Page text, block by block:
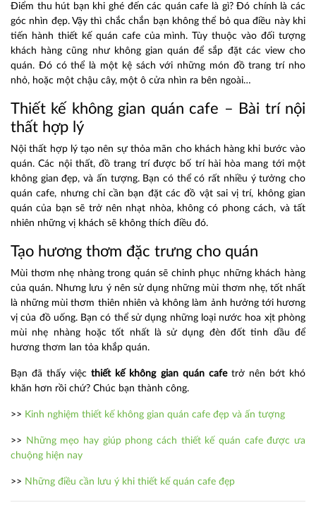
Điểm thu hút bạn khi ghé đến các quán cafe là gì? Đó chính là các
góc nhìn đẹp. Vậy thì chắc chắn bạn không thể bỏ qua điều này khi
tiến hành thiết kế quán cafe của mình. Tùy thuộc vào đối tượng
khách hàng cũng như không gian quán để sắp đặt các view cho
quán. Đó có thể là một kệ sách với những món đồ trang trí nho
nhỏ, hoặc một chậu cây, một ô cửa nhìn ra bên ngoài…
Thiết kế không gian quán cafe – Bài trí nội
thất hợp lý
Nội thất hợp lý tạo nên sự thỏa mãn cho khách hàng khi bước vào
quán. Các nội thất, đồ trang trí được bố trí hài hòa mang tới một
không gian đẹp, và ấn tượng. Bạn có thể có rất nhiều ý tưởng cho
quán cafe, nhưng chỉ cần bạn đặt các đồ vật sai vị trí, không gian
quán của bạn sẽ trở nên nhạt nhòa, không có phong cách, và tất
nhiên những vị khách sẽ không thích điều đó.
Tạo hương thơm đặc trưng cho quán
Mùi thơm nhẹ nhàng trong quán sẽ chinh phục những khách hàng
của quán. Nhưng lưu ý nên sử dụng những mùi thơm nhẹ, tốt nhất
là những mùi thơm thiên nhiên và không làm ảnh hưởng tới hương
vị của đồ uống. Bạn có thể sử dụng những loại nước hoa xịt phòng
mùi nhẹ nhàng hoặc tốt nhất là sử dụng đèn đốt tinh dầu để
hương thơm lan tỏa khắp quán.
Bạn đã thấy việcthiết kế không gian quán cafetrở nên bớt khó
khăn hơn rồi chứ? Chúc bạn thành công.
>> Kinh nghiệm thiết kế không gian quán cafe đẹp và ấn tượng
>>
Những mẹo hay giúp phong cách thiết kế quán cafe được ưa
chuộng hiện nay
>> Những điều cần lưu ý khi thiết kế quán cafe đẹp